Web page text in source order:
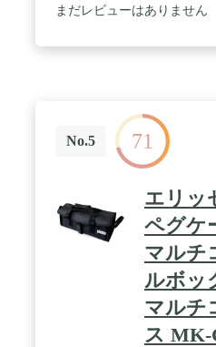
まだレビューはありません
No.5 71
エリッ
ペグケ
マルチ
ルボッ
マルチ
ス MK-